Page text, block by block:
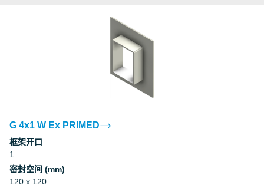
G 4x1 W Ex PRIMED
框架开口
1
密封空间 (mm)
120 x 120